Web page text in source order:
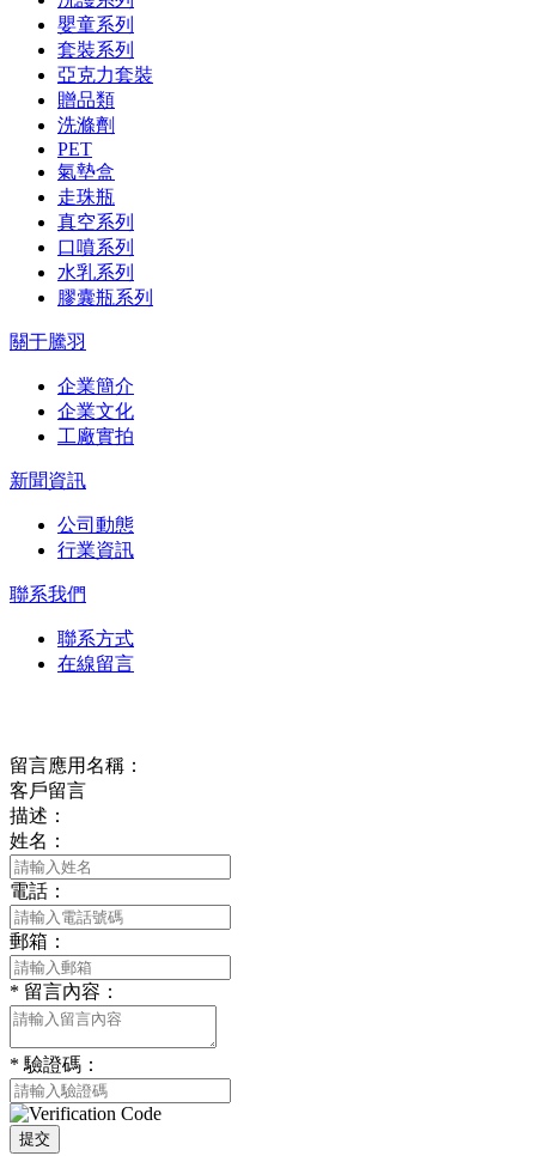
嬰童系列
套裝系列
亞克力套裝
贈品類
洗滌劑
PET
氣墊盒
走珠瓶
真空系列
口噴系列
水乳系列
膠囊瓶系列
關于騰羽
企業簡介
企業文化
工廠實拍
新聞資訊
公司動態
行業資訊
聯系我們
聯系方式
在線留言
留言應用名稱：
客戶留言
描述：
姓名：
電話：
郵箱：
* 留言內容：
* 驗證碼：
提交